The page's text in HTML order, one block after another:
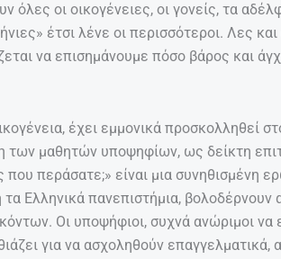
όλες οι οικογένειες, οι γονείς, τα
έτσι λένε οι περισσότεροι. Λες
να επισημάνουμε πόσο βάρος και
έχει εμμονικά προσκολληθεί
μαθητών υποψηφίων, ως δείκτη
που περάσατε;» είναι μια συνηθισμένη
Ελληνικά πανεπιστήμια, βολοδέρνουν
Οι υποψήφιοι, συχνά ανώριμοι να
για να ασχοληθούν